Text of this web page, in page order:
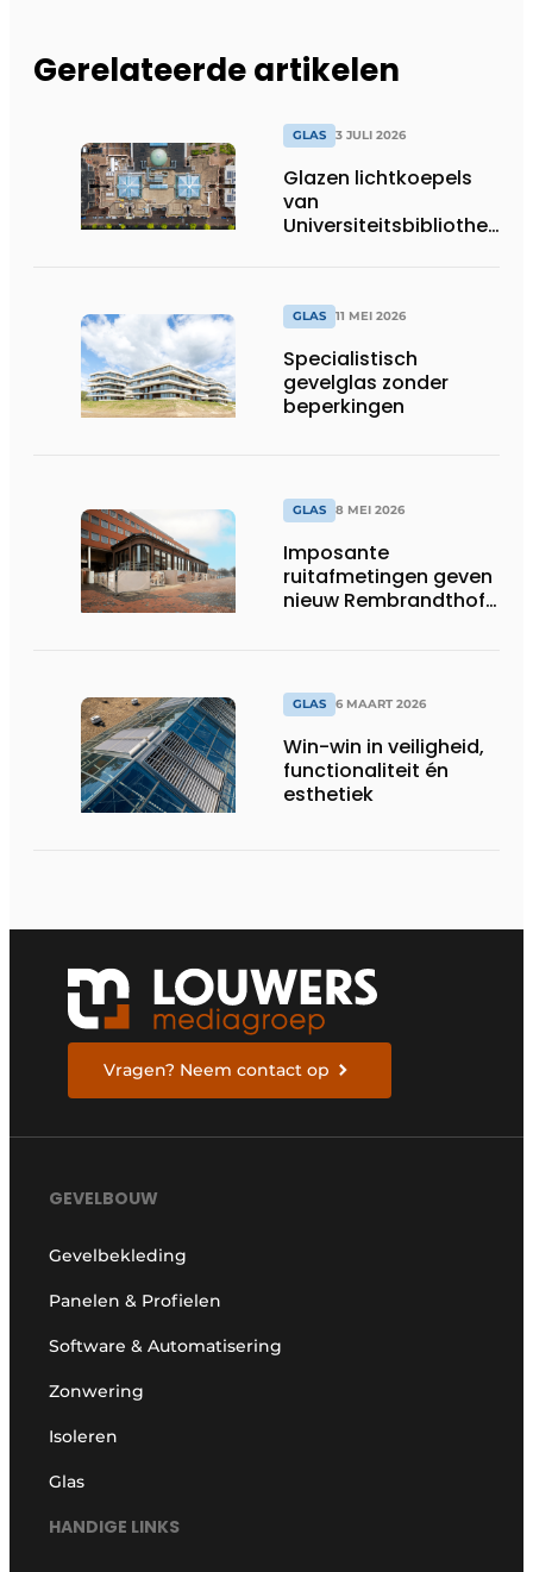
Gerelateerde artikelen
GLAS 3 JULI 2026
Glazen lichtkoepels
van
Universiteitsbibliotheek
GLAS 11 MEI 2026
Specialistisch
gevelglas zonder
beperkingen
GLAS 8 MEI 2026
Imposante
ruitafmetingen geven
nieuw Rembrandthof
GLAS 6 MAART 2026
Win-win in veiligheid,
functionaliteit én
esthetiek
Vragen? Neem contact op
GEVELBOUW
Gevelbekleding
Panelen & Profielen
Software & Automatisering
Zonwering
Isoleren
Glas
HANDIGE LINKS